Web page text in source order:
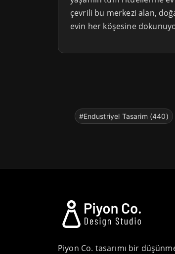
çevrili bu merkezi alan,
evin her köşesine
#Endustriyel Tasarim (440)
Piyon Co. tasarımı bir